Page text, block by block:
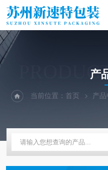
产
当前位置：首页 产